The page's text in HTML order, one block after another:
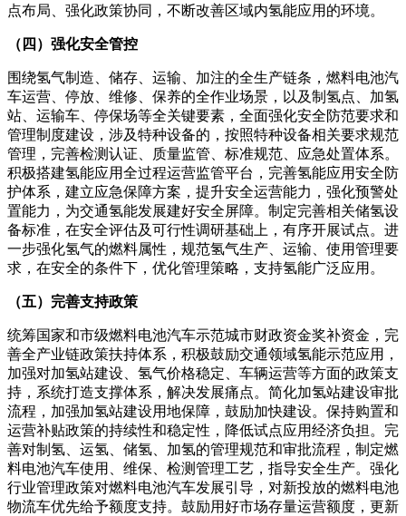
点布局、强化政策协同，不断改善区域内氢能应用的环境。
（四）强化安全管控
围绕氢气制造、储存、运输、加注的全生产链条，燃料电池汽
车运营、停放、维修、保养的全作业场景，以及制氢点、加氢
站、运输车、停保场等全关键要素，全面强化安全防范要求和
管理制度建设，涉及特种设备的，按照特种设备相关要求规范
管理，完善检测认证、质量监管、标准规范、应急处置体系。
积极搭建氢能应用全过程运营监管平台，完善氢能应用安全防
护体系，建立应急保障方案，提升安全运营能力，强化预警处
置能力，为交通氢能发展建好安全屏障。制定完善相关储氢设
备标准，在安全评估及可行性调研基础上，有序开展试点。进
一步强化氢气的燃料属性，规范氢气生产、运输、使用管理要
求，在安全的条件下，优化管理策略，支持氢能广泛应用。
（五）完善支持政策
统筹国家和市级燃料电池汽车示范城市财政资金奖补资金，完
善全产业链政策扶持体系，积极鼓励交通领域氢能示范应用，
加强对加氢站建设、氢气价格稳定、车辆运营等方面的政策支
持，系统打造支撑体系，解决发展痛点。简化加氢站建设审批
流程，加强加氢站建设用地保障，鼓励加快建设。保持购置和
运营补贴政策的持续性和稳定性，降低试点应用经济负担。完
善对制氢、运氢、储氢、加氢的管理规范和审批流程，制定燃
料电池汽车使用、维保、检测管理工艺，指导安全生产。强化
行业管理政策对燃料电池汽车发展引导，对新投放的燃料电池
物流车优先给予额度支持。鼓励用好市场存量运营额度，更新